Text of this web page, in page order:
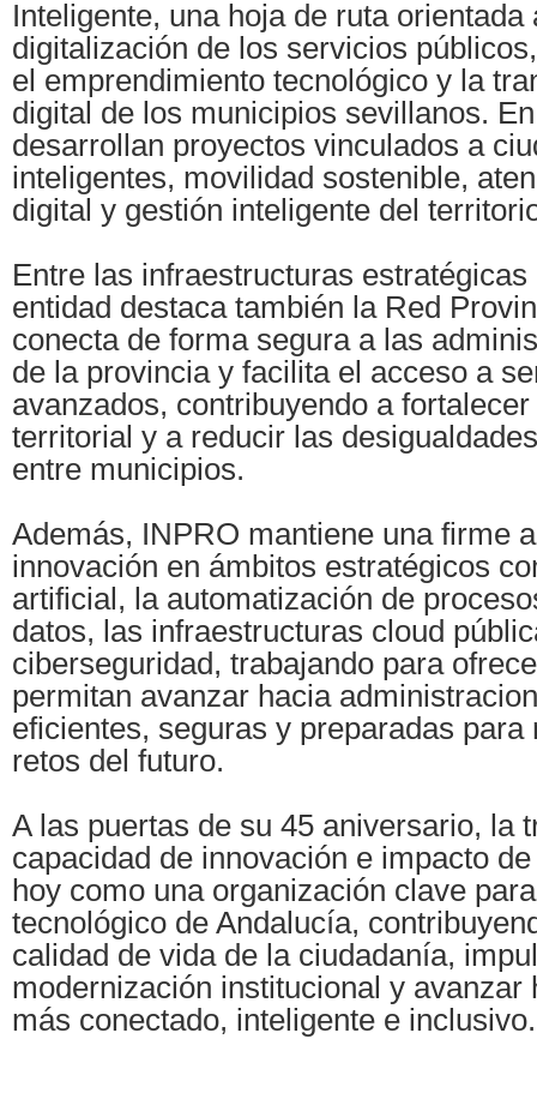
Inteligente, una hoja de ruta orientada
digitalización de los servicios
el emprendimiento tecnológico y la
digital de los municipios sevillanos.
desarrollan proyectos vinculados a
inteligentes, movilidad sostenible,
digital y gestión inteligente del
Entre las infraestructuras
entidad destaca también la Red
conecta de forma segura a las
de la provincia y facilita el acceso a
avanzados, contribuyendo a
territorial y a reducir las
entre municipios.
Además, INPRO mantiene una firme
innovación en ámbitos estratégicos
artificial, la automatización de
datos, las infraestructuras cloud
ciberseguridad, trabajando para
permitan avanzar hacia
eficientes, seguras y preparadas para
retos del futuro.
A las puertas de su 45 aniversario, la
capacidad de innovación e impacto
hoy como una organización clave
tecnológico de Andalucía,
calidad de vida de la ciudadanía,
modernización institucional y avanzar
más conectado, inteligente e inclusivo.